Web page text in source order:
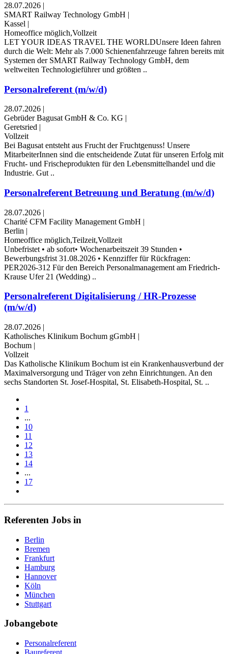
28.07.2026 |
SMART Railway Technology GmbH |
Kassel |
Homeoffice möglich,Vollzeit
LET YOUR IDEAS TRAVEL THE WORLDUnsere Ideen fahren
durch die Welt: Mehr als 7.000 Schienenfahrzeuge fahren bereits mit
Systemen der SMART Railway Technology GmbH, dem
weltweiten Technologieführer und größten ..
Personalreferent (m/w/d)
28.07.2026 |
Gebrüder Bagusat GmbH & Co. KG |
Geretsried |
Vollzeit
Bei Bagusat entsteht aus Frucht der Fruchtgenuss! Unsere
MitarbeiterInnen sind die entscheidende Zutat für unseren Erfolg mit
Frucht- und Frischeprodukten für den Lebensmittelhandel und die
Industrie. Gut ..
Personalreferent Betreuung und Beratung (m/w/d)
28.07.2026 |
Charité CFM Facility Management GmbH |
Berlin |
Homeoffice möglich,Teilzeit,Vollzeit
Unbefristet • ab sofort• Wochenarbeitszeit 39 Stunden •
Bewerbungsfrist 31.08.2026 • Kennziffer für Rückfragen:
PER2026-312 Für den Bereich Personalmanagement am Friedrich-
Krause Ufer 21 (Wedding) ..
Personalreferent Digitalisierung / HR-Prozesse
(m/w/d)
28.07.2026 |
Katholisches Klinikum Bochum gGmbH |
Bochum |
Vollzeit
Das Katholische Klinikum Bochum ist ein Krankenhausverbund der
Maximalversorgung und Träger von zehn Einrichtungen. An den
sechs Standorten St. Josef-Hospital, St. Elisabeth-Hospital, St. ..
1
...
10
11
12
13
14
...
17
Referenten Jobs in
Berlin
Bremen
Frankfurt
Hamburg
Hannover
Köln
München
Stuttgart
Jobangebote
Personalreferent
Baureferent